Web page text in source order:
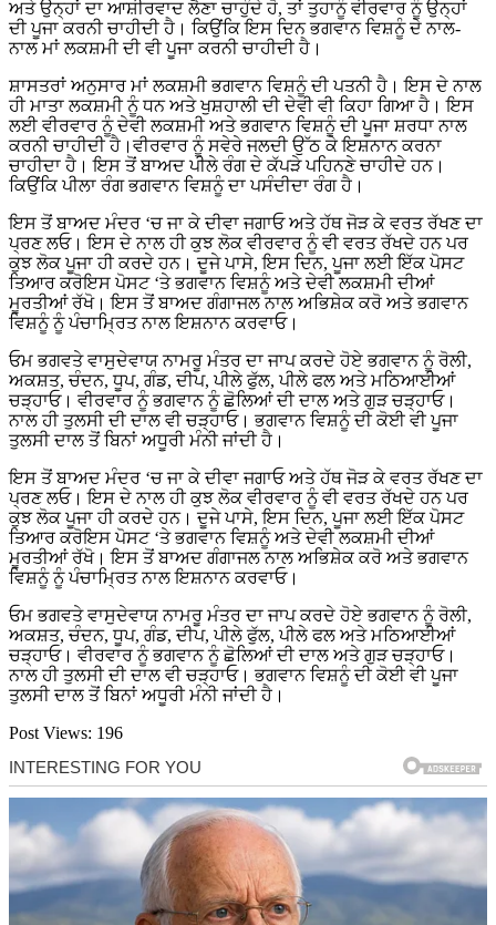
ਅਤੇ ਉਨ੍ਹਾਂ ਦਾ ਆਸ਼ੀਰਵਾਦ ਲੈਣਾ ਚਾਹੁੰਦੇ ਹੋ, ਤਾਂ ਤੁਹਾਨੂੰ ਵੀਰਵਾਰ ਨੂੰ ਉਨ੍ਹਾਂ
ਦੀ ਪੂਜਾ ਕਰਨੀ ਚਾਹੀਦੀ ਹੈ। ਕਿਉਂਕਿ ਇਸ ਦਿਨ ਭਗਵਾਨ ਵਿਸ਼ਨੂੰ ਦੇ ਨਾਲ-
ਨਾਲ ਮਾਂ ਲਕਸ਼ਮੀ ਦੀ ਵੀ ਪੂਜਾ ਕਰਨੀ ਚਾਹੀਦੀ ਹੈ।
ਸ਼ਾਸਤਰਾਂ ਅਨੁਸਾਰ ਮਾਂ ਲਕਸ਼ਮੀ ਭਗਵਾਨ ਵਿਸ਼ਨੂੰ ਦੀ ਪਤਨੀ ਹੈ। ਇਸ ਦੇ ਨਾਲ
ਹੀ ਮਾਤਾ ਲਕਸ਼ਮੀ ਨੂੰ ਧਨ ਅਤੇ ਖੁਸ਼ਹਾਲੀ ਦੀ ਦੇਵੀ ਵੀ ਕਿਹਾ ਗਿਆ ਹੈ। ਇਸ
ਲਈ ਵੀਰਵਾਰ ਨੂੰ ਦੇਵੀ ਲਕਸ਼ਮੀ ਅਤੇ ਭਗਵਾਨ ਵਿਸ਼ਨੂੰ ਦੀ ਪੂਜਾ ਸ਼ਰਧਾ ਨਾਲ
ਕਰਨੀ ਚਾਹੀਦੀ ਹੈ।ਵੀਰਵਾਰ ਨੂੰ ਸਵੇਰੇ ਜਲਦੀ ਉੱਠ ਕੇ ਇਸ਼ਨਾਨ ਕਰਨਾ
ਚਾਹੀਦਾ ਹੈ। ਇਸ ਤੋਂ ਬਾਅਦ ਪੀਲੇ ਰੰਗ ਦੇ ਕੱਪੜੇ ਪਹਿਨਣੇ ਚਾਹੀਦੇ ਹਨ।
ਕਿਉਂਕਿ ਪੀਲਾ ਰੰਗ ਭਗਵਾਨ ਵਿਸ਼ਨੂੰ ਦਾ ਪਸੰਦੀਦਾ ਰੰਗ ਹੈ।
ਇਸ ਤੋਂ ਬਾਅਦ ਮੰਦਰ ‘ਚ ਜਾ ਕੇ ਦੀਵਾ ਜਗਾਓ ਅਤੇ ਹੱਥ ਜੋੜ ਕੇ ਵਰਤ ਰੱਖਣ ਦਾ
ਪ੍ਰਣ ਲਓ। ਇਸ ਦੇ ਨਾਲ ਹੀ ਕੁਝ ਲੋਕ ਵੀਰਵਾਰ ਨੂੰ ਵੀ ਵਰਤ ਰੱਖਦੇ ਹਨ ਪਰ
ਕੁਝ ਲੋਕ ਪੂਜਾ ਹੀ ਕਰਦੇ ਹਨ। ਦੂਜੇ ਪਾਸੇ, ਇਸ ਦਿਨ, ਪੂਜਾ ਲਈ ਇੱਕ ਪੋਸਟ
ਤਿਆਰ ਕਰੋਇਸ ਪੋਸਟ ‘ਤੇ ਭਗਵਾਨ ਵਿਸ਼ਨੂੰ ਅਤੇ ਦੇਵੀ ਲਕਸ਼ਮੀ ਦੀਆਂ
ਮੂਰਤੀਆਂ ਰੱਖੋ। ਇਸ ਤੋਂ ਬਾਅਦ ਗੰਗਾਜਲ ਨਾਲ ਅਭਿਸ਼ੇਕ ਕਰੋ ਅਤੇ ਭਗਵਾਨ
ਵਿਸ਼ਨੂੰ ਨੂੰ ਪੰਚਾਮ੍ਰਿਤ ਨਾਲ ਇਸ਼ਨਾਨ ਕਰਵਾਓ।
ਓਮ ਭਗਵਤੇ ਵਾਸੁਦੇਵਾਯ ਨਾਮਰੂ ਮੰਤਰ ਦਾ ਜਾਪ ਕਰਦੇ ਹੋਏ ਭਗਵਾਨ ਨੂੰ ਰੋਲੀ,
ਅਕਸ਼ਤ, ਚੰਦਨ, ਧੂਪ, ਗੰਡ, ਦੀਪ, ਪੀਲੇ ਫੁੱਲ, ਪੀਲੇ ਫਲ ਅਤੇ ਮਠਿਆਈਆਂ
ਚੜ੍ਹਾਓ। ਵੀਰਵਾਰ ਨੂੰ ਭਗਵਾਨ ਨੂੰ ਛੋਲਿਆਂ ਦੀ ਦਾਲ ਅਤੇ ਗੁੜ ਚੜ੍ਹਾਓ।
ਨਾਲ ਹੀ ਤੁਲਸੀ ਦੀ ਦਾਲ ਵੀ ਚੜ੍ਹਾਓ। ਭਗਵਾਨ ਵਿਸ਼ਨੂੰ ਦੀ ਕੋਈ ਵੀ ਪੂਜਾ
ਤੁਲਸੀ ਦਾਲ ਤੋਂ ਬਿਨਾਂ ਅਧੂਰੀ ਮੰਨੀ ਜਾਂਦੀ ਹੈ।
ਇਸ ਤੋਂ ਬਾਅਦ ਮੰਦਰ ‘ਚ ਜਾ ਕੇ ਦੀਵਾ ਜਗਾਓ ਅਤੇ ਹੱਥ ਜੋੜ ਕੇ ਵਰਤ ਰੱਖਣ ਦਾ
ਪ੍ਰਣ ਲਓ। ਇਸ ਦੇ ਨਾਲ ਹੀ ਕੁਝ ਲੋਕ ਵੀਰਵਾਰ ਨੂੰ ਵੀ ਵਰਤ ਰੱਖਦੇ ਹਨ ਪਰ
ਕੁਝ ਲੋਕ ਪੂਜਾ ਹੀ ਕਰਦੇ ਹਨ। ਦੂਜੇ ਪਾਸੇ, ਇਸ ਦਿਨ, ਪੂਜਾ ਲਈ ਇੱਕ ਪੋਸਟ
ਤਿਆਰ ਕਰੋਇਸ ਪੋਸਟ ‘ਤੇ ਭਗਵਾਨ ਵਿਸ਼ਨੂੰ ਅਤੇ ਦੇਵੀ ਲਕਸ਼ਮੀ ਦੀਆਂ
ਮੂਰਤੀਆਂ ਰੱਖੋ। ਇਸ ਤੋਂ ਬਾਅਦ ਗੰਗਾਜਲ ਨਾਲ ਅਭਿਸ਼ੇਕ ਕਰੋ ਅਤੇ ਭਗਵਾਨ
ਵਿਸ਼ਨੂੰ ਨੂੰ ਪੰਚਾਮ੍ਰਿਤ ਨਾਲ ਇਸ਼ਨਾਨ ਕਰਵਾਓ।
ਓਮ ਭਗਵਤੇ ਵਾਸੁਦੇਵਾਯ ਨਾਮਰੂ ਮੰਤਰ ਦਾ ਜਾਪ ਕਰਦੇ ਹੋਏ ਭਗਵਾਨ ਨੂੰ ਰੋਲੀ,
ਅਕਸ਼ਤ, ਚੰਦਨ, ਧੂਪ, ਗੰਡ, ਦੀਪ, ਪੀਲੇ ਫੁੱਲ, ਪੀਲੇ ਫਲ ਅਤੇ ਮਠਿਆਈਆਂ
ਚੜ੍ਹਾਓ। ਵੀਰਵਾਰ ਨੂੰ ਭਗਵਾਨ ਨੂੰ ਛੋਲਿਆਂ ਦੀ ਦਾਲ ਅਤੇ ਗੁੜ ਚੜ੍ਹਾਓ।
ਨਾਲ ਹੀ ਤੁਲਸੀ ਦੀ ਦਾਲ ਵੀ ਚੜ੍ਹਾਓ। ਭਗਵਾਨ ਵਿਸ਼ਨੂੰ ਦੀ ਕੋਈ ਵੀ ਪੂਜਾ
ਤੁਲਸੀ ਦਾਲ ਤੋਂ ਬਿਨਾਂ ਅਧੂਰੀ ਮੰਨੀ ਜਾਂਦੀ ਹੈ।
Post Views: 196